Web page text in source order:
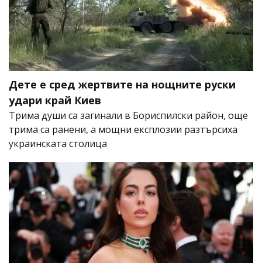
Дете е сред жертвите на нощните руски
удари край Киев
Трима души са загинали в Бориспилски район, още
трима са ранени, а мощни експлозии разтърсиха
украинската столица